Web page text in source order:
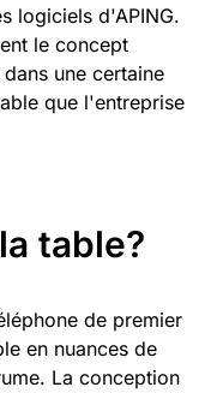
logiciels d'APING.
le concept
une certaine
que l'entreprise
table?
de premier
en nuances de
La conception